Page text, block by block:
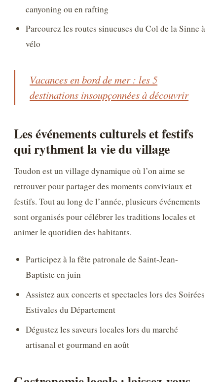
canyoning ou en rafting
Parcourez les routes sinueuses du Col de la Sinne à
vélo
Vacances en bord de mer : les 5
destinations insoupçonnées à découvrir
Les événements culturels et festifs
qui rythment la vie du village
Toudon est un village dynamique où l’on aime se
retrouver pour partager des moments conviviaux et
festifs. Tout au long de l’année, plusieurs événements
sont organisés pour célébrer les traditions locales et
animer le quotidien des habitants.
Participez à la fête patronale de Saint-Jean-
Baptiste en juin
Assistez aux concerts et spectacles lors des Soirées
Estivales du Département
Dégustez les saveurs locales lors du marché
artisanal et gourmand en août